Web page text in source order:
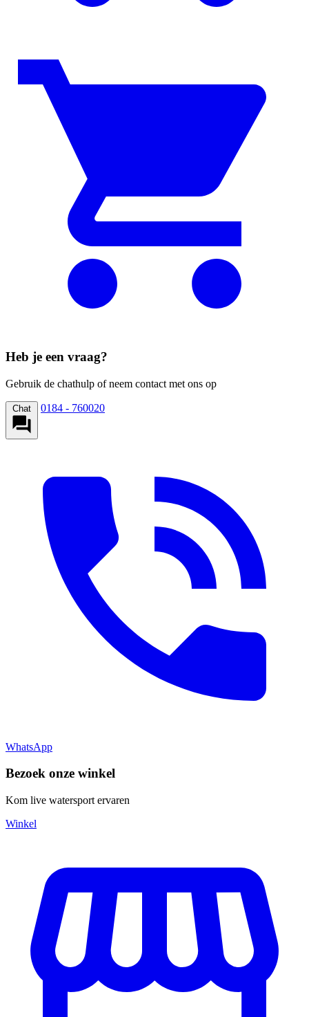
Heb je een vraag?
Gebruik de chathulp of neem contact met ons op
Chat 0184 - 760020
WhatsApp
Bezoek onze winkel
Kom live watersport ervaren
Winkel